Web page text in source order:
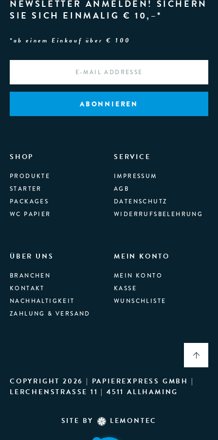
NEWSLETTER ANMELDEN! SICHERN
SIE SICH EINMALIG € 10,–*
*ab einem Einkauf über € 100
SHOP
PRODUKTE
STARTER
PACKAGES
WC PAPIER
SERVICE
IMPRESSUM
AGB
DATENSCHUTZ
WIDERRUFSBELEHRUNG
ÜBER UNS
BRANCHEN
KONTAKT
NACHHALTIGKEIT
ZAHLUNG & VERSAND
MEIN KONTO
MEIN KONTO
KASSE
WUNSCHLISTE
COPYRIGHT 2026 | PAPIEREXPRESS GMBH |
LERCHENSTRASSE 11 | 4511 ALLHAMING
SITE BY LEMONTEC